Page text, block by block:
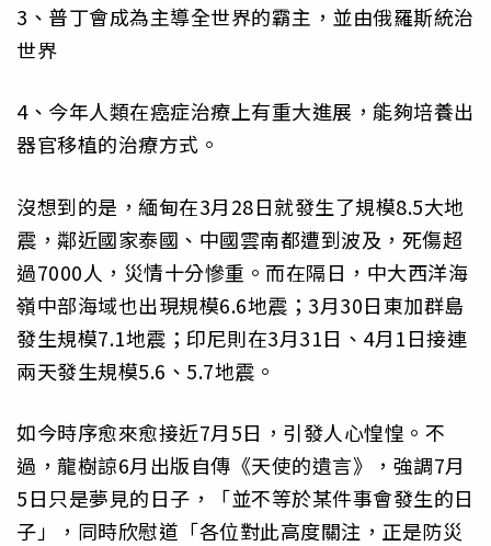
3、普丁會成為主導全世界的霸主，並由俄羅斯統治
世界
4、今年人類在癌症治療上有重大進展，能夠培養出
器官移植的治療方式。
沒想到的是，緬甸在3月28日就發生了規模8.5大地
震，鄰近國家泰國、中國雲南都遭到波及，死傷超
過7000人，災情十分慘重。而在隔日，中大西洋海
嶺中部海域也出現規模6.6地震；3月30日東加群島
發生規模7.1地震；印尼則在3月31日、4月1日接連
兩天發生規模5.6、5.7地震。
如今時序愈來愈接近7月5日，引發人心惶惶。不
過，龍樹諒6月出版自傳《天使的遺言》，強調7月
5日只是夢見的日子，「並不等於某件事會發生的日
子」，同時欣慰道「各位對此高度關注，正是防災